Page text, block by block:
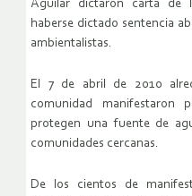
Aguilar dictaron carta de
haberse dictado sentencia
ambientalistas.
El 7 de abril de 2010
comunidad manifestaron
protegen una fuente de
comunidades cercanas.
De los cientos de